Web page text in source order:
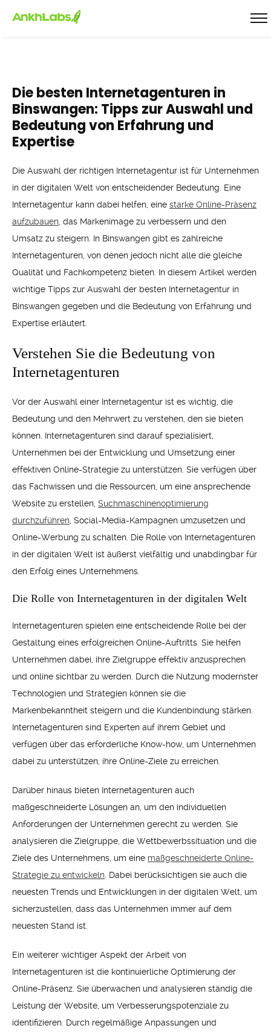
Die besten Internetagenturen in
Binswangen: Tipps zur Auswahl und
Bedeutung von Erfahrung und
Expertise
Die Auswahl der richtigen Internetagentur ist für Unternehmen
in der digitalen Welt von entscheidender Bedeutung. Eine
Internetagentur kann dabei helfen, eine starke Online-Präsenz
aufzubauen , das Markenimage zu verbessern und den
Umsatz zu steigern. In Binswangen gibt es zahlreiche
Internetagenturen, von denen jedoch nicht alle die gleiche
Qualität und Fachkompetenz bieten. In diesem Artikel werden
wichtige Tipps zur Auswahl der besten Internetagentur in
Binswangen gegeben und die Bedeutung von Erfahrung und
Expertise erläutert.
Verstehen Sie die Bedeutung von
Internetagenturen
Vor der Auswahl einer Internetagentur ist es wichtig, die
Bedeutung und den Mehrwert zu verstehen, den sie bieten
können. Internetagenturen sind darauf spezialisiert,
Unternehmen bei der Entwicklung und Umsetzung einer
effektiven Online-Strategie zu unterstützen. Sie verfügen über
das Fachwissen und die Ressourcen, um eine ansprechende
Website zu erstellen, Suchmaschinenoptimierung
durchzuführen , Social-Media-Kampagnen umzusetzen und
Online-Werbung zu schalten. Die Rolle von Internetagenturen
in der digitalen Welt ist äußerst vielfältig und unabdingbar für
den Erfolg eines Unternehmens.
Die Rolle von Internetagenturen in der digitalen Welt
Internetagenturen spielen eine entscheidende Rolle bei der
Gestaltung eines erfolgreichen Online-Auftritts. Sie helfen
Unternehmen dabei, ihre Zielgruppe effektiv anzusprechen
und online sichtbar zu werden. Durch die Nutzung modernster
Technologien und Strategien können sie die
Markenbekanntheit steigern und die Kundenbindung stärken.
Internetagenturen sind Experten auf ihrem Gebiet und
verfügen über das erforderliche Know-how, um Unternehmen
dabei zu unterstützen, ihre Online-Ziele zu erreichen.
Darüber hinaus bieten Internetagenturen auch
maßgeschneiderte Lösungen an, um den individuellen
Anforderungen der Unternehmen gerecht zu werden. Sie
analysieren die Zielgruppe, die Wettbewerbssituation und die
Ziele des Unternehmens, um eine maßgeschneiderte Online-
Strategie zu entwickeln . Dabei berücksichtigen sie auch die
neuesten Trends und Entwicklungen in der digitalen Welt, um
sicherzustellen, dass das Unternehmen immer auf dem
neuesten Stand ist.
Ein weiterer wichtiger Aspekt der Arbeit von
Internetagenturen ist die kontinuierliche Optimierung der
Online-Präsenz. Sie überwachen und analysieren ständig die
Leistung der Website, um Verbesserungspotenziale zu
identifizieren. Durch regelmäßige Anpassungen und